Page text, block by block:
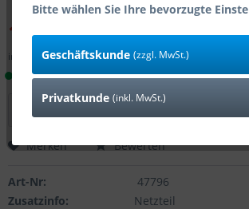
196,35 € * 224,91 € * (12,7%
inkl. MwSt.zzgl. Versandkosten
Lieferzeit 1-4 Tage (Bestand: 1)
Merken Bewerten
Art-Nr:
47796
Zusatzinfo:
Netzteil
Bitte wählen Sie Ihre bevorzugte
Geschäftskunde (zzgl. MwSt.)
Privatkunde (inkl. MwSt.)